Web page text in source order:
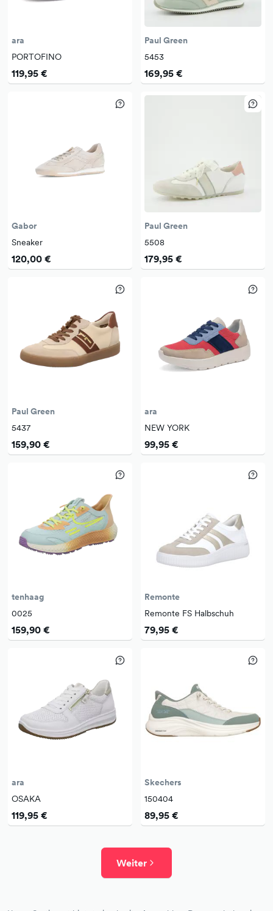
ara
PORTOFINO
119,95 €
Paul Green
5453
169,95 €
Gabor
Sneaker
120,00 €
Paul Green
5508
179,95 €
Paul Green
5437
159,90 €
ara
NEW YORK
99,95 €
tenhaag
0025
159,90 €
Remonte
Remonte FS Halbschuh
79,95 €
ara
OSAKA
119,95 €
Skechers
150404
89,95 €
Weiter